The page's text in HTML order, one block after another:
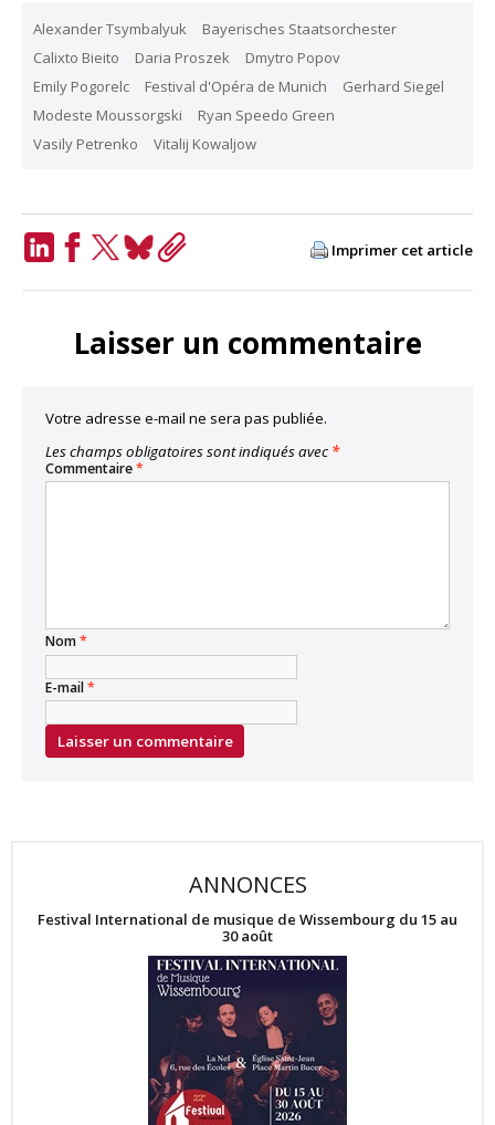
Alexander Tsymbalyuk
Bayerisches Staatsorchester
Calixto Bieito
Daria Proszek
Dmytro Popov
Emily Pogorelc
Festival d'Opéra de Munich
Gerhard Siegel
Modeste Moussorgski
Ryan Speedo Green
Vasily Petrenko
Vitalij Kowaljow
Imprimer cet article
Laisser un commentaire
Votre adresse e-mail ne sera pas publiée.
Les champs obligatoires sont indiqués avec *
Commentaire*
Nom*
E-mail*
ANNONCES
Festival International de musique de Wissembourg du 15 au
30 août